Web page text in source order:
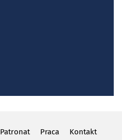
Patronat Praca Kontakt